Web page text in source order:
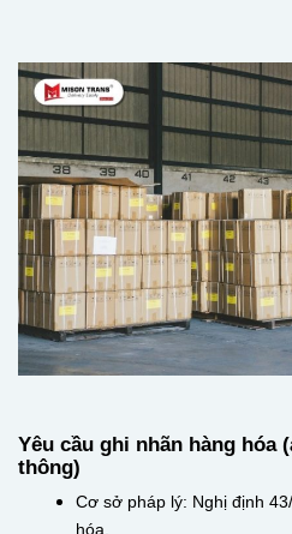
Yêu cầu ghi nhãn hàng
thông)
Cơ sở pháp lý: Nghị định
hóa.